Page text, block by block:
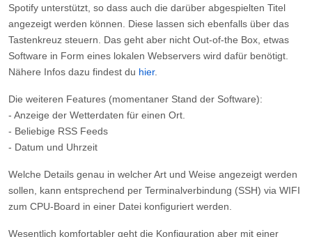
Spotify unterstützt, so dass auch die darüber abgespielten Titel
angezeigt werden können. Diese lassen sich ebenfalls über das
Tastenkreuz steuern. Das geht aber nicht Out-of-the Box, etwas
Software in Form eines lokalen Webservers wird dafür benötigt.
Nähere Infos dazu findest du hier.
Die weiteren Features (momentaner Stand der Software):
- Anzeige der Wetterdaten für einen Ort.
- Beliebige RSS Feeds
- Datum und Uhrzeit
Welche Details genau in welcher Art und Weise angezeigt werden
sollen, kann entsprechend per Terminalverbindung (SSH) via WIFI
zum CPU-Board in einer Datei konfiguriert werden.
Wesentlich komfortabler geht die Konfiguration aber mit einer